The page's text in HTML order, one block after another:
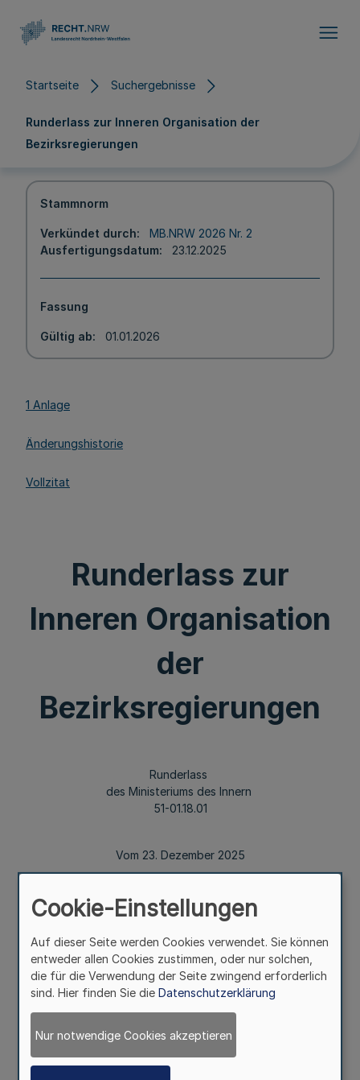
Startseite Suchergebnisse
Runderlass zur Inneren Organisation der
Bezirksregierungen
Stammnorm
Verkündet durch
MB.NRW 2026 Nr. 2
Ausfertigungsdatum
23.12.2025
Fassung
Gültig ab 01.01.2026
1 Anlage
Änderungshistorie
Vollzitat
Runderlass zur
Inneren Organisation
der
Bezirksregierungen
Runderlass
des Ministeriums des Innern
51-01.18.01
Vom 23. Dezember 2025
1
Muster-Organisationsplan der
Bezirksregierungen
Der Aufbau der Bezirksregierungen orientiert sich an dem
aus der Anlage zu diesem Runderlass ersichtlichen
Cookie-Einstellungen
Auf dieser Seite werden Cookies verwendet. Sie können
entweder allen Cookies zustimmen, oder nur solchen,
die für die Verwendung der Seite zwingend erforderlich
sind. Hier finden Sie die Datenschutzerklärung
Nur notwendige Cookies akzeptieren